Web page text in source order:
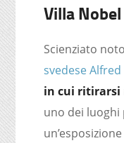
Villa Nobel
Scienziato
svedese
in cui ritirarsi
uno dei luoghi